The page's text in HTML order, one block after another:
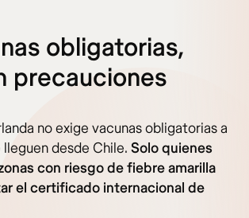
obligatorias,
precauciones
no exige vacunas obligatorias a
desde Chile. Solo quienes
con riesgo de fiebre amarilla
el certificado internacional de